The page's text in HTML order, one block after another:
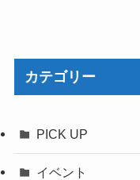
カテゴリー
PICK UP
イベント